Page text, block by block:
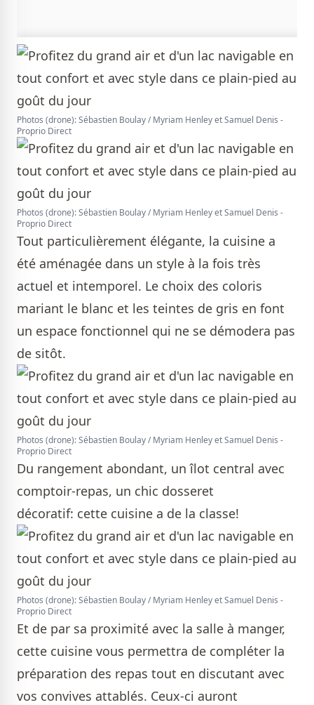
Photos (drone): Sébastien Boulay / Myriam Henley et Samuel Denis -
Proprio Direct
Photos (drone): Sébastien Boulay / Myriam Henley et Samuel Denis -
Proprio Direct
Tout particulièrement élégante, la cuisine a
été aménagée dans un style à la fois très
actuel et intemporel. Le choix des coloris
mariant le blanc et les teintes de gris en font
un espace fonctionnel qui ne se démodera pas
de sitôt.
Photos (drone): Sébastien Boulay / Myriam Henley et Samuel Denis -
Proprio Direct
Du rangement abondant, un îlot central avec
comptoir-repas, un chic dosseret
décoratif: cette cuisine a de la classe!
Photos (drone): Sébastien Boulay / Myriam Henley et Samuel Denis -
Proprio Direct
Et de par sa proximité avec la salle à manger,
cette cuisine vous permettra de compléter la
préparation des repas tout en discutant avec
vos convives attablés. Ceux-ci auront